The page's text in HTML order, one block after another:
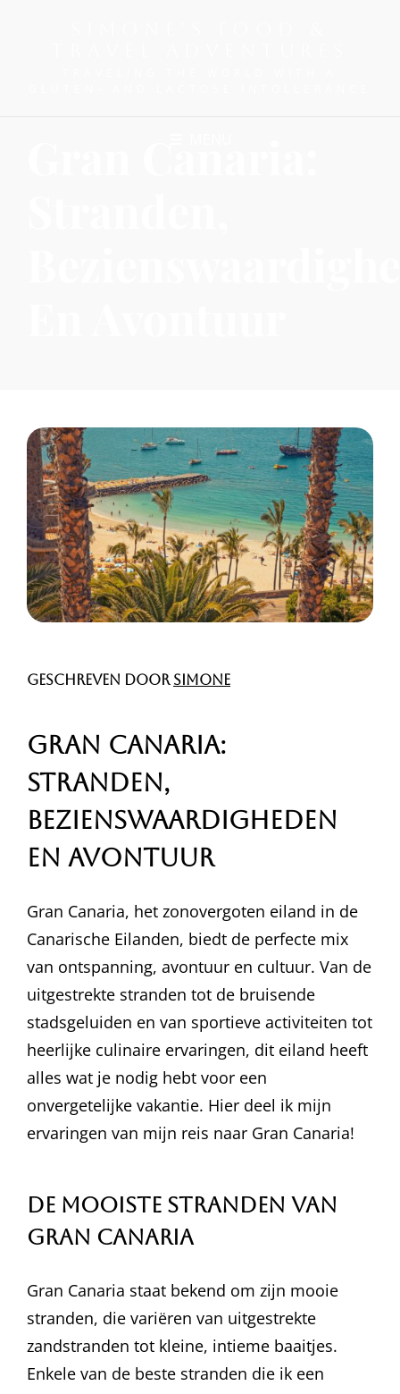
Geschreven door Simone
Gran Canaria:
Stranden,
Bezienswaardigheden
en Avontuur
Gran Canaria, het zonovergoten eiland in de
Canarische Eilanden, biedt de perfecte mix
van ontspanning, avontuur en cultuur. Van de
uitgestrekte stranden tot de bruisende
stadsgeluiden en van sportieve activiteiten tot
heerlijke culinaire ervaringen, dit eiland heeft
alles wat je nodig hebt voor een
onvergetelijke vakantie. Hier deel ik mijn
ervaringen van mijn reis naar Gran Canaria!
De Mooiste Stranden van
Gran Canaria
Gran Canaria staat bekend om zijn mooie
stranden, die variëren van uitgestrekte
zandstranden tot kleine, intieme baaitjes.
Enkele van de beste stranden die ik een